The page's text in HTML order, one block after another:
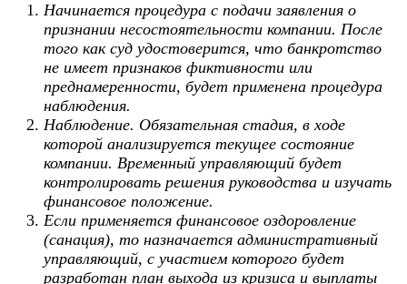
Начинается процедура с подачи заявления о
признании несостоятельности компании. После
того как суд удостоверится, что банкротство
не имеет признаков фиктивности или
преднамеренности, будет применена процедура
наблюдения.
Наблюдение. Обязательная стадия, в ходе
которой анализируется текущее состояние
компании. Временный управляющий будет
контролировать решения руководства и изучать
финансовое положение.
Если применяется финансовое оздоровление
(санация), то назначается административный
управляющий, с участием которого будет
разработан план выхода из кризиса и выплаты